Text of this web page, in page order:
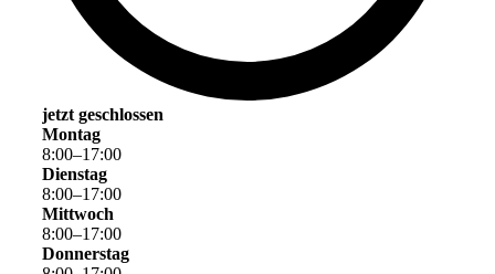
jetzt geschlossen
Montag
8:00–17:00
Dienstag
8:00–17:00
Mittwoch
8:00–17:00
Donnerstag